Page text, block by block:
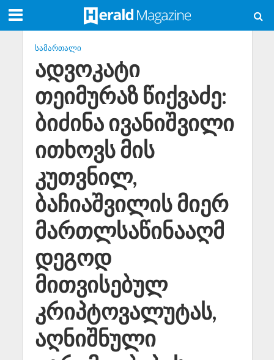
ᲡᲐᲛᲐᲠᲗᲐᲚᲘ
ადვოკატი
თეიმურაზ წიქვაძე:
ბიძინა ივანიშვილი
ითხოვს მის
კუთვნილ,
ბაჩიაშვილის მიერ
მართლსაწინააღმ
დეგოდ
მითვისებულ
კრიპტოვალუტას,
აღნიშნული